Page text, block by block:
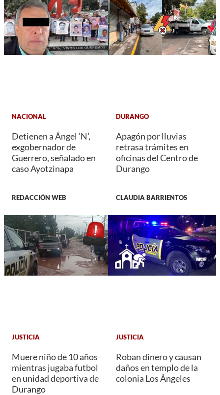
NACIONAL
Detienen a Ángel ‘N’,
exgobernador de
Guerrero, señalado en
caso Ayotzinapa
REDACCIÓN WEB
DURANGO
Apagón por lluvias
retrasa trámites en
oficinas del Centro de
Durango
CLAUDIA BARRIENTOS
JUSTICIA
Muere niño de 10 años
mientras jugaba futbol
en unidad deportiva de
Durango
JUSTICIA
Roban dinero y causan
daños en templo de la
colonia Los Ángeles